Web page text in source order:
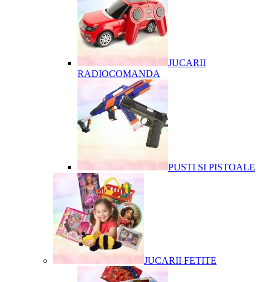
JUCARII
RADIOCOMANDA
PUSTI SI PISTOALE
JUCARII FETITE